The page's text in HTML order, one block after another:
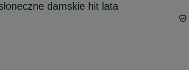
damskie hit lata